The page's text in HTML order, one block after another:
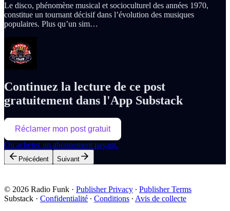
Le disco, phénomène musical et socioculturel des années 1970,
constitue un tournant décisif dans l’évolution des musiques
populaires. Plus qu’un sim…
Continuez la lecture de ce post
gratuitement dans l'App Substack
Réclamer mon post gratuit
Ou achetez un abonnement payant.
Précédent Suivant
© 2026 Radio Funk · Publisher Privacy ∙ Publisher Terms
Substack · Confidentialité ∙ Conditions ∙ Avis de collecte